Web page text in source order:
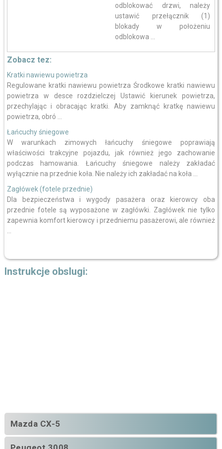
odblokować drzwi, należy
ustawić przełącznik (1)
blokady w położeniu
odblokowa ...
Zobacz tez:
Kratki nawiewu powietrza
Regulowane kratki nawiewu powietrza Środkowe kratki nawiewu
powietrza w desce rozdzielczej Ustawić kierunek powietrza,
przechylając i obracając kratki. Aby zamknąć kratkę nawiewu
powietrza, obró ...
Łańcuchy śniegowe
W warunkach zimowych łańcuchy śniegowe poprawiają
właściwości trakcyjne pojazdu, jak również jego zachowanie
podczas hamowania. Łańcuchy śniegowe należy zakładać
wyłącznie na przednie koła. Nie należy ich zakładać na koła ...
Zagłówek (fotele przednie)
Dla bezpieczeństwa i wygody pasażera oraz kierowcy oba
przednie fotele są wyposażone w zagłówki. Zagłówek nie tylko
zapewnia komfort kierowcy i przedniemu pasażerowi, ale również
Instrukcje obslugi:
Mazda CX-5